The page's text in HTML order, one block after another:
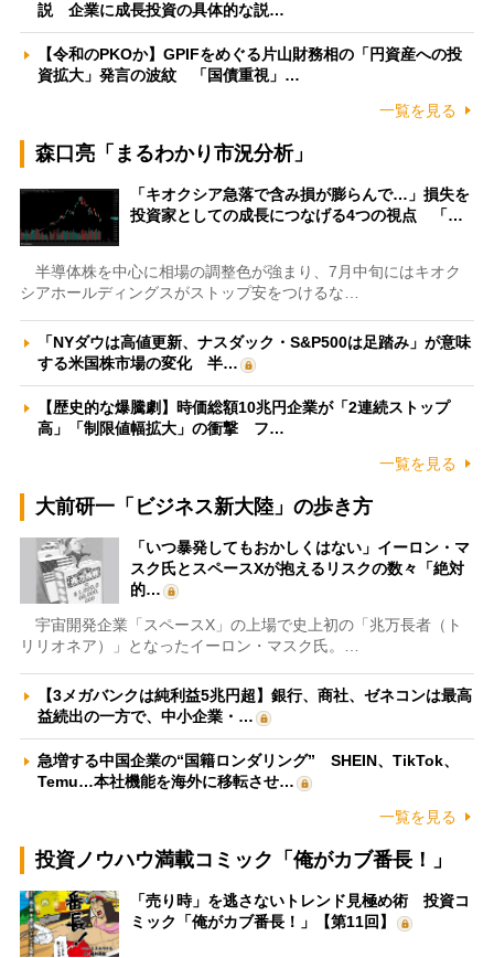
説 企業に成長投資の具体的な説…
【令和のPKOか】GPIFをめぐる片山財務相の「円資産への投
資拡大」発言の波紋 「国債重視」…
一覧を見る
森口亮「まるわかり市況分析」
「キオクシア急落で含み損が膨らんで…」損失を
投資家としての成長につなげる4つの視点 「…
半導体株を中心に相場の調整色が強まり、7月中旬にはキオク
シアホールディングスがストップ安をつけるな…
「NYダウは高値更新、ナスダック・S&P500は足踏み」が意味
する米国株市場の変化 半…
【歴史的な爆騰劇】時価総額10兆円企業が「2連続ストップ
高」「制限値幅拡大」の衝撃 フ…
一覧を見る
大前研一「ビジネス新大陸」の歩き方
「いつ暴発してもおかしくはない」イーロン・マ
スク氏とスペースXが抱えるリスクの数々「絶対
的…
宇宙開発企業「スペースX」の上場で史上初の「兆万長者（ト
リリオネア）」となったイーロン・マスク氏。…
【3メガバンクは純利益5兆円超】銀行、商社、ゼネコンは最高
益続出の一方で、中小企業・…
急増する中国企業の“国籍ロンダリング” SHEIN、TikTok、
Temu…本社機能を海外に移転させ…
一覧を見る
投資ノウハウ満載コミック「俺がカブ番長！」
「売り時」を逃さないトレンド見極め術 投資コ
ミック「俺がカブ番長！」【第11回】